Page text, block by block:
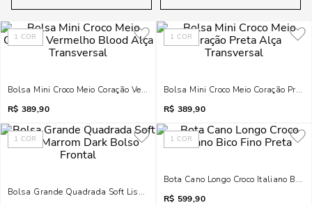
1 COR
Bolsa Mini Croco Meio Coração Vermelho Blood Alça Transversal
R$ 389,90
1 COR
Bolsa Mini Croco Meio Coração
R$ 389,90
1 COR
Bolsa Grande Quadrada Soft Liso Marrom Dark Bolso Frontal
1 COR
Bota Cano Longo Croco Italiano Bico
R$ 599,90